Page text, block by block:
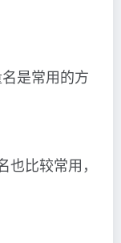
是常用的方
比较常用，